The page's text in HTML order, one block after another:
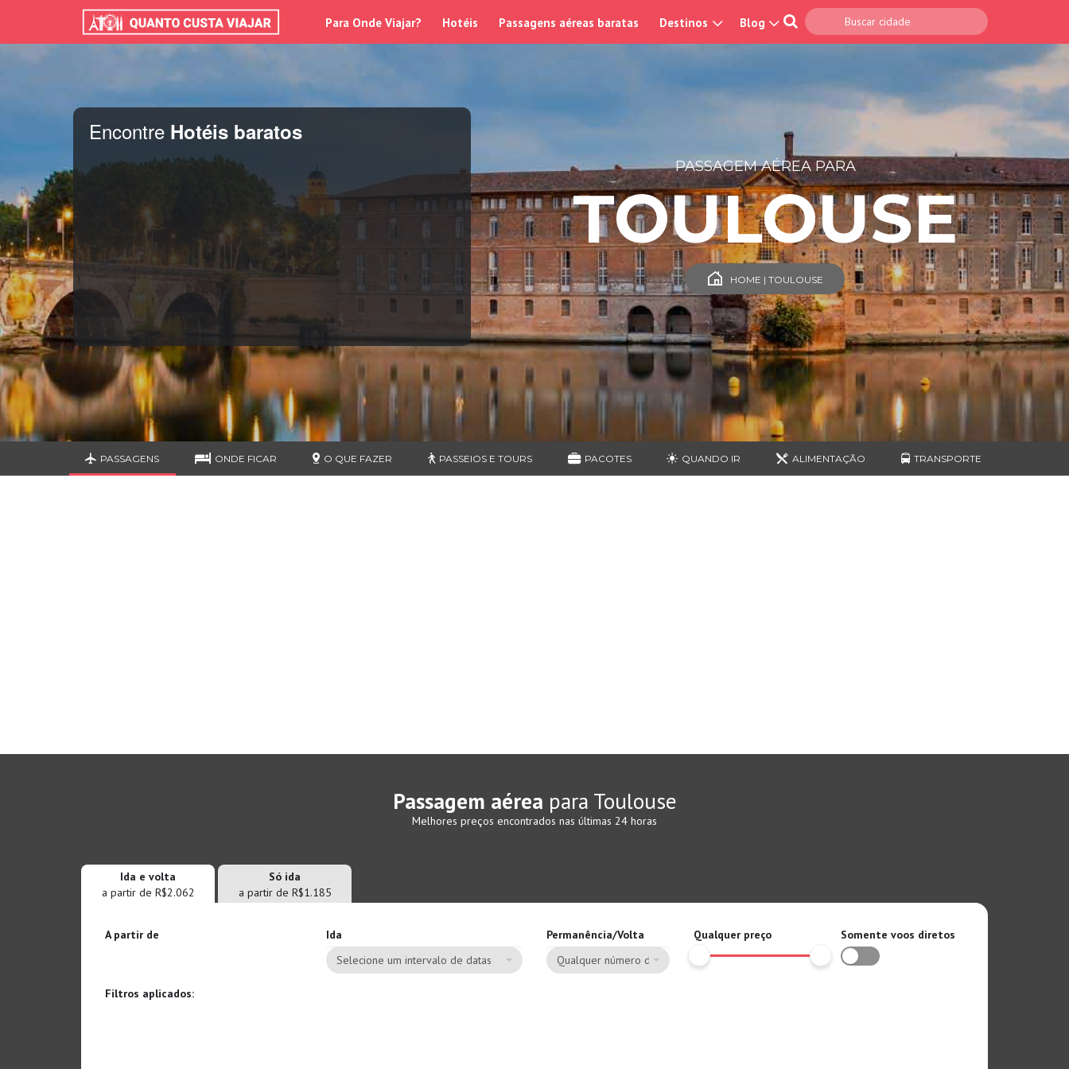
Para Onde Viajar? Hotéis Passagens aéreas baratas Destinos Blog
Encontre Hotéis baratos
PASSAGEM AÉREA PARA
TOULOUSE
HOME | TOULOUSE
PASSAGENS ONDE FICAR O QUE FAZER PASSEIOS E TOURS PACOTES QUANDO IR ALIMENTAÇÃO TRANSPORTE
Passagem aérea para Toulouse
Melhores preços encontrados nas últimas 24 horas
Ida e volta
a partir de R$2.062
Só ida
a partir de R$1.185
A partir de Ida Permanência/Volta Qualquer preço
Somente voos diretos
Selecione um intervalo de datas
Qualquer número de dias
Filtros aplicados: